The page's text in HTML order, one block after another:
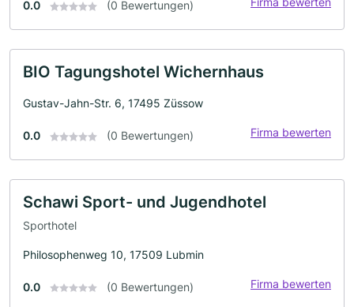
0.0 (0 Bewertungen)
BIO Tagungshotel Wichernhaus
Gustav-Jahn-Str. 6, 17495 Züssow
0.0 (0 Bewertungen) Firma bewerten
Schawi Sport- und Jugendhotel
Sporthotel
Philosophenweg 10, 17509 Lubmin
0.0 (0 Bewertungen) Firma bewerten